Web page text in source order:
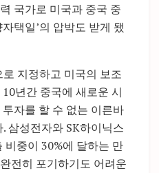
국가로 미국과 중국 중
택일’의 압박도 받게 됐
로 지정하고 미국의 보조
년간 중국에 새로운 시
자를 할 수 없는 이른바
. 삼성전자와 SK하이닉스
비중이 30%에 달하는 만
전히 포기하기도 어려운